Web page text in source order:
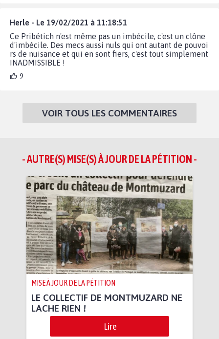
Herle - Le 19/02/2021 à 11:18:51
Ce Pribétich n'est même pas un imbécile, c'est un clône
d'imbécile. Des mecs aussi nuls qui ont autant de pouvoi
rs de nuisance et qui en sont fiers, c'est tout simplement
INADMISSIBLE !
9
VOIR TOUS LES COMMENTAIRES
- AUTRE(S) MISE(S) À JOUR DE LA PÉTITION -
MISE À JOUR DE LA PÉTITION
LE COLLECTIF DE MONTMUZARD NE
LACHE RIEN !
Lire